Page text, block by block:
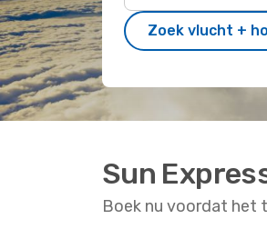
Zoek vlucht +
Sun
Boek nu voordat het